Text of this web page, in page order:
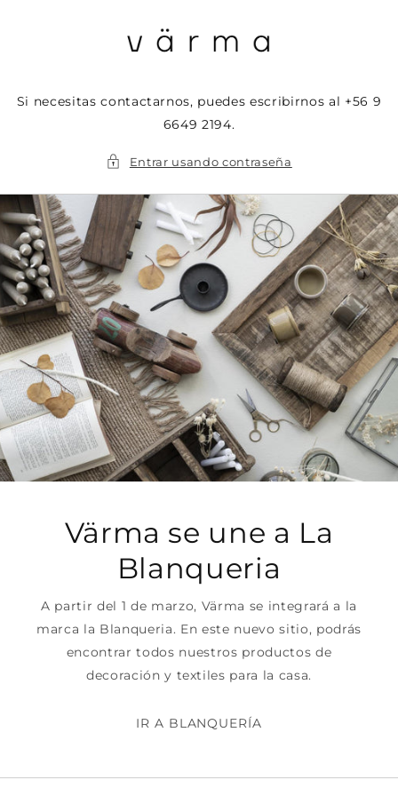
Si necesitas contactarnos, puedes escribirnos al +56 9
6649 2194.
Entrar usando contraseña
Värma se une a La
Blanqueria
A partir del 1 de marzo, Värma se integrará a la
marca la Blanqueria. En este nuevo sitio, podrás
encontrar todos nuestros productos de
decoración y textiles para la casa.
IR A BLANQUERÍA